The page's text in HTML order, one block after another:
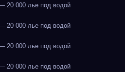
000 лье под водой
000 лье под водой
000 лье под водой
000 лье под водой